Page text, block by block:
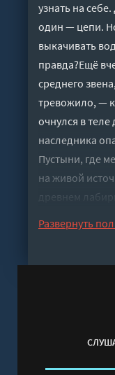
узнать на
один — цепи.
выкачивать
правда?Ещё
среднего
тревожило, —
очнулся в
наследника
Пустыни, где
на живой
древнем
жизнь.Зато я
охотясь на
нарушить.
Слушать
Развернуть